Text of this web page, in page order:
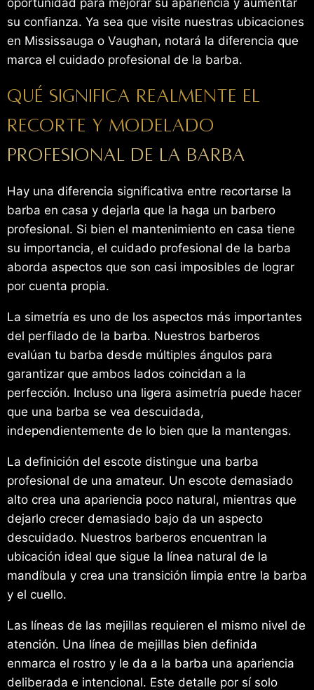
oportunidad para mejorar su apariencia y aumentar
su confianza. Ya sea que visite nuestras ubicaciones
en Mississauga o Vaughan, notará la diferencia que
marca el cuidado profesional de la barba.
Qué significa realmente el
recorte y modelado
profesional de la barba
Hay una diferencia significativa entre recortarse la
barba en casa y dejarla que la haga un barbero
profesional. Si bien el mantenimiento en casa tiene
su importancia, el cuidado profesional de la barba
aborda aspectos que son casi imposibles de lograr
por cuenta propia.
La simetría es uno de los aspectos más importantes
del perfilado de la barba. Nuestros barberos
evalúan tu barba desde múltiples ángulos para
garantizar que ambos lados coincidan a la
perfección. Incluso una ligera asimetría puede hacer
que una barba se vea descuidada,
independientemente de lo bien que la mantengas.
La definición del escote distingue una barba
profesional de una amateur. Un escote demasiado
alto crea una apariencia poco natural, mientras que
dejarlo crecer demasiado bajo da un aspecto
descuidado. Nuestros barberos encuentran la
ubicación ideal que sigue la línea natural de la
mandíbula y crea una transición limpia entre la barba
y el cuello.
Las líneas de las mejillas requieren el mismo nivel de
atención. Una línea de mejillas bien definida
enmarca el rostro y le da a la barba una apariencia
deliberada e intencional. Este detalle por sí solo